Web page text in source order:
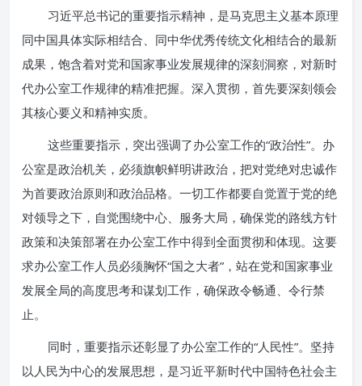
习近平总书记的重要指示精神，是马克思主义基本原理
同中国具体实际相结合、同中华优秀传统文化相结合的最新
成果，饱含着对党和国家事业发展规律的深刻洞察，对新时
代办公室工作规律的精准把握。深入贯彻，首先要深刻领会
其核心要义和精神实质。
这些重要指示，突出强调了办公室工作的“政治性”。办
公室是政治机关，必须旗帜鲜明讲政治，把对党绝对忠诚作
为首要政治原则和政治品格。一切工作都要自觉置于党的绝
对领导之下，自觉围绕中心、服务大局，确保党的路线方针
政策和决策部署在办公室工作中得到全面贯彻和体现。这要
求办公室工作人员必须胸怀“国之大者”，站在党和国家事业
发展全局的高度思考和谋划工作，确保政令畅通、令行禁
止。
同时，重要指示还彰显了办公室工作的“人民性”。坚持
以人民为中心的发展思想，是习近平新时代中国特色社会主